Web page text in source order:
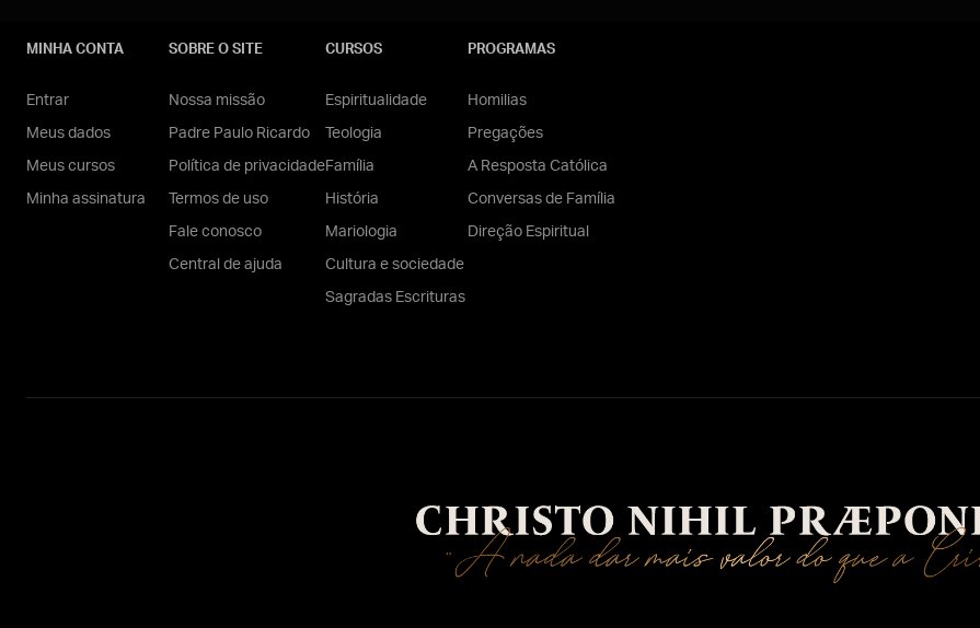
MINHA CONTA
Entrar
Meus dados
Meus cursos
Minha assinatura
SOBRE O SITE
Nossa missão
Padre Paulo Ricardo
Política de privacidade
Termos de uso
Fale conosco
Central de ajuda
CURSOS
Espiritualidade
Teologia
Família
História
Mariologia
Cultura e sociedade
Sagradas Escrituras
PROGRAMAS
Homilias
Pregações
A Resposta Católica
Conversas de Família
Direção Espiritual